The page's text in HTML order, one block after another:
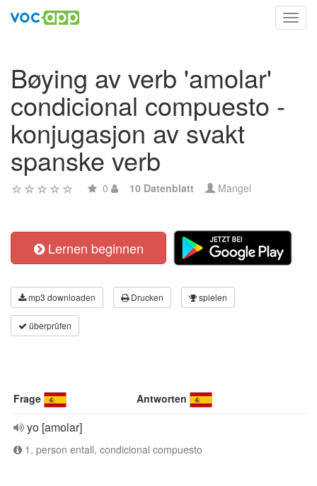
Bøying av verb 'amolar'
condicional compuesto -
konjugasjon av svakt
spanske verb
0 10 Datenblatt Mangel
Lernen beginnen
mp3 downloaden Drucken spielen
überprüfen
Frage Antworten
yo [amolar]
1. person entall, condicional compuesto